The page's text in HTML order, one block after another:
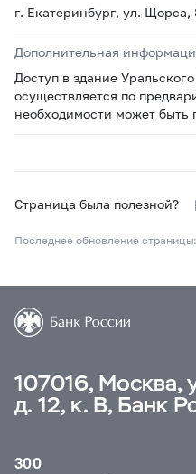
г. Екатеринбург, ул. Щорса,
Дополнительная
Доступ в здание
осуществляется по
необходимости может быть
Страница была полезной?
Последнее обновление
107016, Москва,
д. 12, к. В, Банк
300